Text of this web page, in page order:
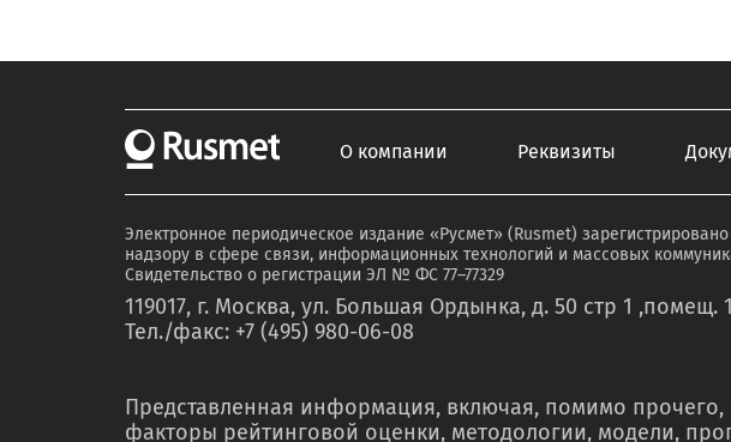
О компании Реквизиты
Электронное периодическое издание «Русмет» (Rusmet)
надзору в сфере связи, информационных технологий и массовых
Свидетельство о регистрации ЭЛ № ФС 77–77329
119017, г. Москва, ул. Большая Ордынка, д. 50 стр 1 ,помещ.
Тел./факс: +7 (495) 980-06-08
Представленная информация, включая, помимо прочего,
факторы рейтинговой оценки, методологии, модели,